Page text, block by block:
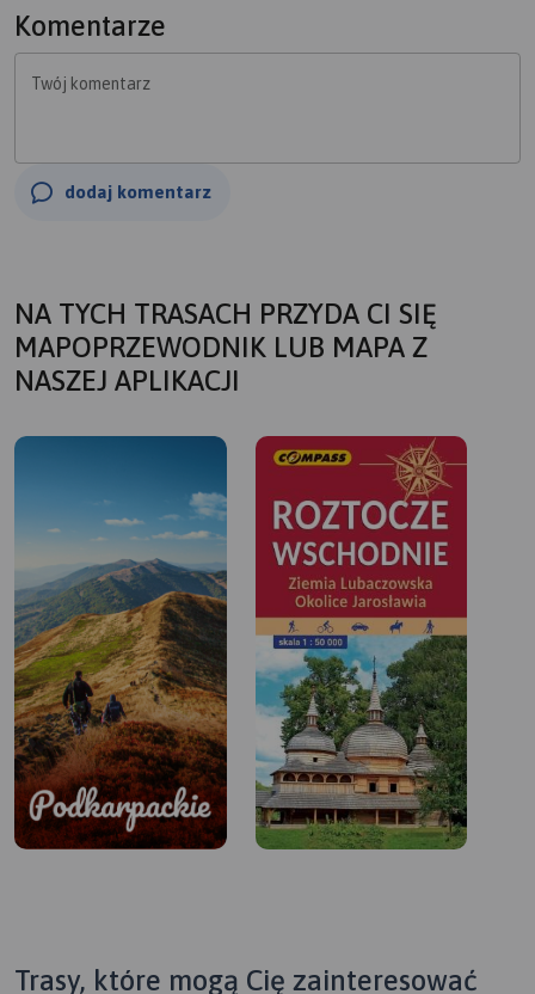
Komentarze
Twój komentarz
dodaj komentarz
NA TYCH TRASACH PRZYDA CI SIĘ
MAPOPRZEWODNIK LUB MAPA Z
NASZEJ APLIKACJI
Trasy, które mogą Cię zainteresować